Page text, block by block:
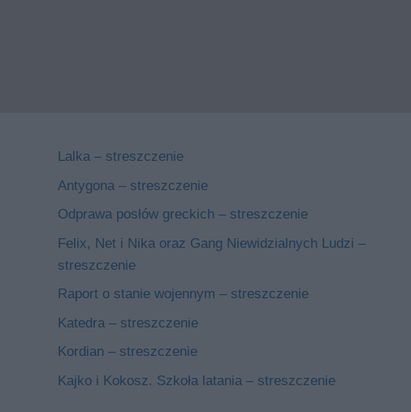
Lalka – streszczenie
Antygona – streszczenie
Odprawa posłów greckich – streszczenie
Felix, Net i Nika oraz Gang Niewidzialnych Ludzi –
streszczenie
Raport o stanie wojennym – streszczenie
Katedra – streszczenie
Kordian – streszczenie
Kajko i Kokosz. Szkoła latania – streszczenie